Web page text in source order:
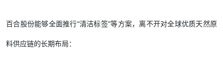
百合股份能够全面推行“清洁标签”等方案，离不开对全球优质天然原
料供应链的长期布局：